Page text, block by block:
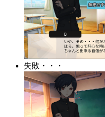
失敗・・・